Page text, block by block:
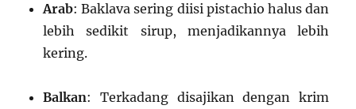
Arab: Baklava sering diisi pistachio halus dan
lebih sedikit sirup, menjadikannya lebih
kering.
Balkan: Terkadang disajikan dengan krim